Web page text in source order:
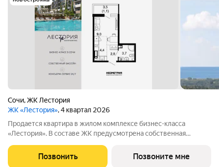
Сочи,ЖК Лестория
ЖК «Лестория», 4 квартал 2026
Продается квартира в жилом комплексе бизнес-класса
«Лестория». В составе ЖК предусмотрена собственная
подогреваемыми бассейнами, что соответствуют стандартам
бизнес-класса. Аквазона объединяет взрослый и
Позвонить Позвоните мне